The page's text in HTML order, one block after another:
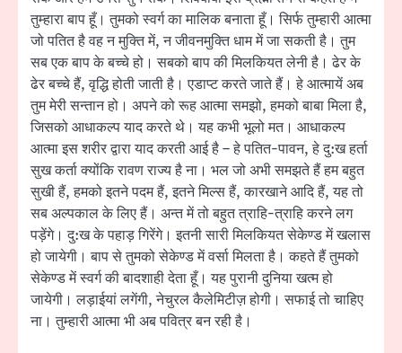
तुम्हारा बाप हूँ। तुमको स्वर्ग का मालिक बनाता हूँ। सिर्फ तुम्हारी आत्मा
जो पतित है वह न मुक्ति में, न जीवनमुक्ति धाम में जा सकती है। तुम
सब एक बाप के बच्चे हो। सबको बाप की मिलकियत लेनी है। ढेर के
ढेर बच्चे हैं, वृद्धि होती जाती है। एडाप्ट करते जाते हैं। हे आत्मायें अब
तुम मेरी सन्तान हो। अपने को रूह आत्मा समझो, हमको बाबा मिला है,
जिसको आधाकल्प याद करते थे। यह कभी भूलो मत। आधाकल्प
आत्मा इस शरीर द्वारा याद करती आई है – हे पतित-पावन, हे दु:ख हर्ता
सुख कर्ता क्योंकि रावण राज्य है ना। भल जो अभी समझते हैं हम बहुत
सुखी हैं, हमको इतने पदम हैं, इतने मिल्स हैं, कारखाने आदि हैं, यह तो
सब अल्पकाल के लिए हैं। अन्त में तो बहुत त्राहि-त्राहि करने लग
पड़ेंगे। दु:ख के पहाड़ गिरेंगे। इतनी सारी मिलकियत सेकेण्ड में खलास
हो जायेगी। बाप से तुमको सेकेण्ड में वर्सा मिलता है। कहते हैं तुमको
सेकेण्ड में स्वर्ग की बादशाही देता हूँ। यह पुरानी दुनिया खत्म हो
जायेगी। लड़ाईयां लगेंगी, नेचुरल कैलेमिटीज़ होगी। सफाई तो चाहिए
ना। तुम्हारी आत्मा भी अब पवित्र बन रही है।